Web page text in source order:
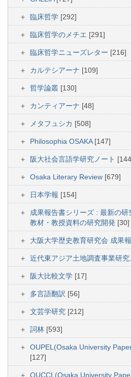
臨床哲学 [292]
臨床哲学のメチエ [291]
臨床哲学ニューズレター [216]
カルテシアーナ [109]
哲学論叢 [130]
カンティアーナ [48]
メタフュシカ [508]
Philosophia OSAKA [147]
阪大社会言語学研究ノート
Osaka Literary Review [679]
日本学報 [154]
成果報告書シリーズ : 最新の
教材・教授資料の研究開発 [30]
大阪大学歴史教育研究会 成果
近代東アジア土地調査事業研
阪大比較文学 [17]
多言語翻訳 [56]
文芸学研究 [212]
詞林 [593]
OUPEL(Osaka University
[127]
OUCCL(Osaka University